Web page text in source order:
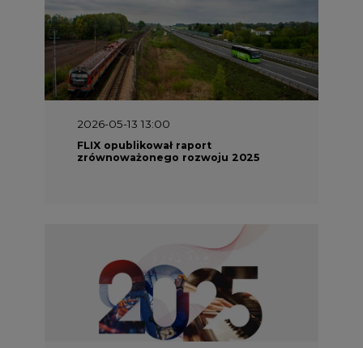
2026-05-13 13:00
FLIX opublikował raport
zrównoważonego rozwoju 2025